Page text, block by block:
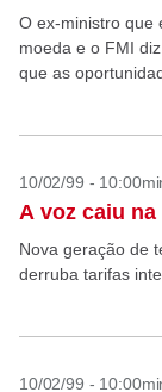
O ex-ministro que
moeda e o FMI
que as
10/02/99 -
A voz caiu na
Nova geração de
derruba tarifas
10/02/99 -